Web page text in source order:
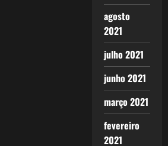
agosto
2021
julho 2021
junho 2021
março 2021
fevereiro
2021